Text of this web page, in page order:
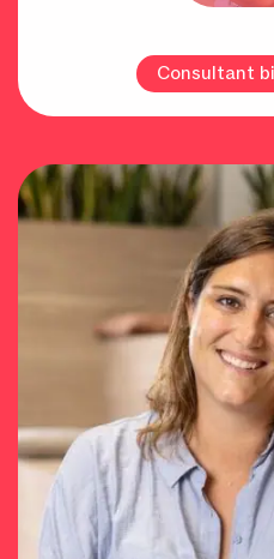
Consultant